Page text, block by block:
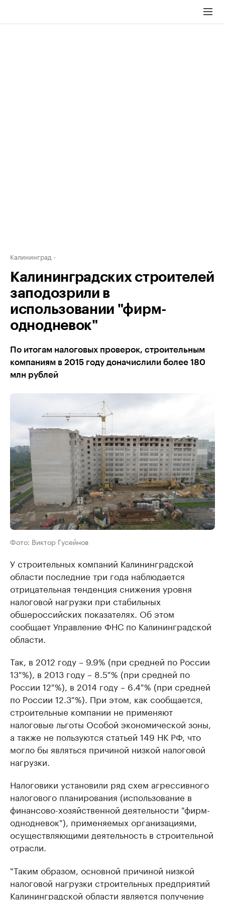
Калининград
Калининградских строителей
заподозрили в
использовании "фирм-
однодневок"
По итогам налоговых проверок, строительным
компаниям в 2015 году доначислили более 180
млн рублей
Фото: Виктор Гусейнов
У строительных компаний Калининградской
области последние три года наблюдается
отрицательная тенденция снижения уровня
налоговой нагрузки при стабильных
обшероссийских показателях. Об этом
сообщает Управление ФНС по Калининградской
области.
Так, в 2012 году – 9.9% (при средней по России
13 %), в 2013 году – 8.5 % (при средней по
России 12 %), в 2014 году – 6.4 % (при средней
по России 12.3 %). При этом, как сообщается,
строительные компании не применяют
налоговые льготы Особой экономической зоны,
а также не пользуются статьей 149 НК РФ, что
могло бы являться причиной низкой налоговой
нагрузки.
Налоговики установили ряд схем агрессивного
налогового планирования (использование в
финансово-хозяйственной деятельности "фирм-
однодневок"), применяемых организациями,
осуществляющими деятельность в строительной
отрасли.
"Таким образом, основной причиной низкой
налоговой нагрузки строительных предприятий
Калининградской области является получение